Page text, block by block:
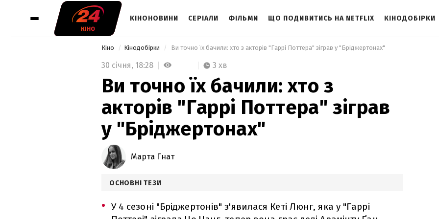
КІНОНОВИНИ СЕРІАЛИ ФІЛЬМИ ЩО ПОДИВИТИСЬ НА NETFLIX КІНОДОБІРКИ
Кіно Кінодобірки Ви точно їх бачили: хто з акторів "Гаррі Поттера" зіграв у "Бріджертонах"
30 січня, 18:28 3 хв
Ви точно їх бачили: хто з
акторів "Гаррі Поттера" зіграв
у "Бріджертонах"
Марта Гнат
ОСНОВНІ ТЕЗИ
У 4 сезоні "Бріджертонів" з'явилася Кеті Люнг, яка у "Гаррі